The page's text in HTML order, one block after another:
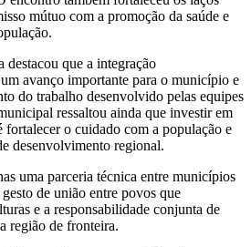
mútuo com a promoção da saúde e
que a integração
avanço importante para o município e
do trabalho desenvolvido pelas equipes
ressaltou ainda que investir em
fortalecer o cuidado com a população e
desenvolvimento regional.
uma parceria técnica entre municípios
de união entre povos que
e a responsabilidade conjunta de
região de fronteira.